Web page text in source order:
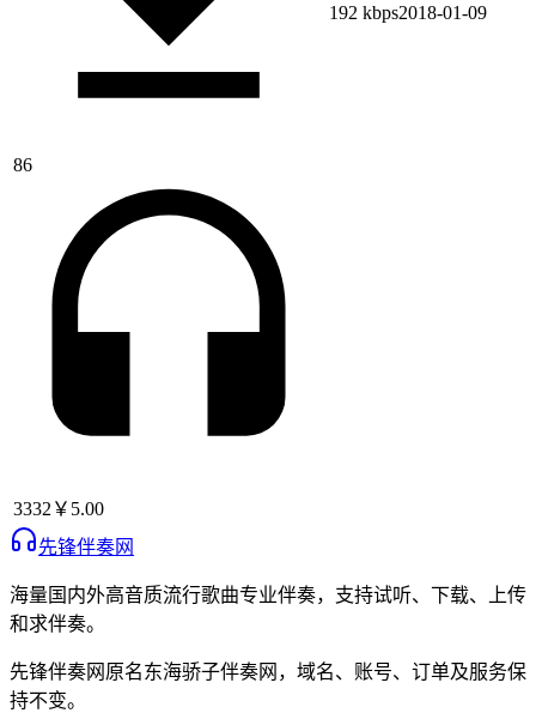
86
3332 ￥5.00
192 kbps2018-01-09
先锋伴奏网
海量国内外高音质流行歌曲专业伴奏，支持试听、下载、上传
和求伴奏。
先锋伴奏网 原名东海骄子伴奏网 ，域名、账号、订单及服务保
持不变。